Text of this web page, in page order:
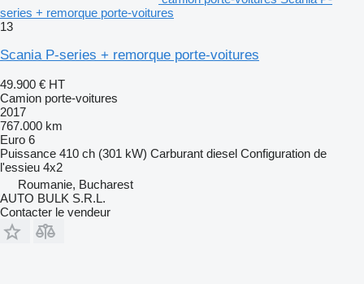
series + remorque porte-voitures
13
Scania P-series + remorque porte-voitures
49.900 € HT
Camion porte-voitures
2017
767.000 km
Euro 6
Puissance 410 ch (301 kW) Carburant diesel Configuration de
l'essieu 4x2
Roumanie, Bucharest
AUTO BULK S.R.L.
Contacter le vendeur